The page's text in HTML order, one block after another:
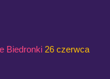
Biedronki 26 czerwca